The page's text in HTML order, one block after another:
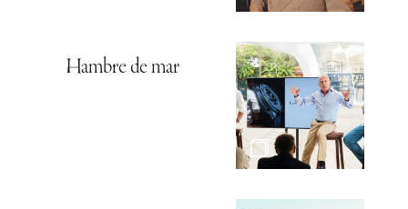
Hambre de mar